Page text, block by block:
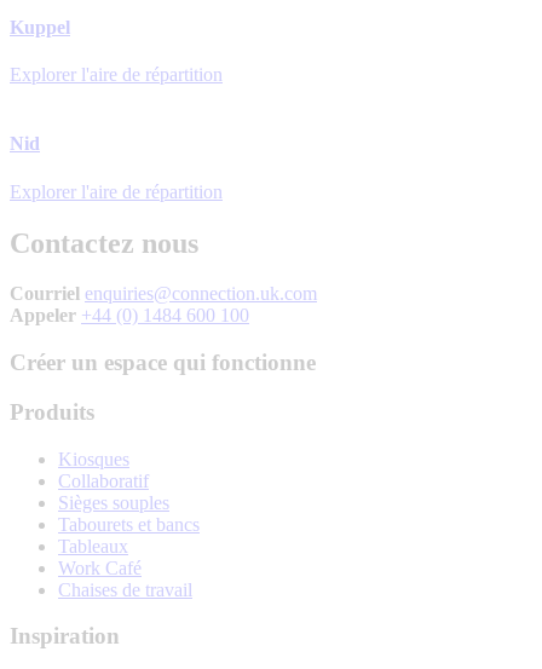
Kuppel
Explorer l'aire de répartition
Nid
Explorer l'aire de répartition
Contactez nous
Courriel enquiries@connection.uk.com
Appeler +44 (0) 1484 600 100
Créer un espace qui fonctionne
Produits
Kiosques
Collaboratif
Sièges souples
Tabourets et bancs
Tableaux
Work Café
Chaises de travail
Inspiration